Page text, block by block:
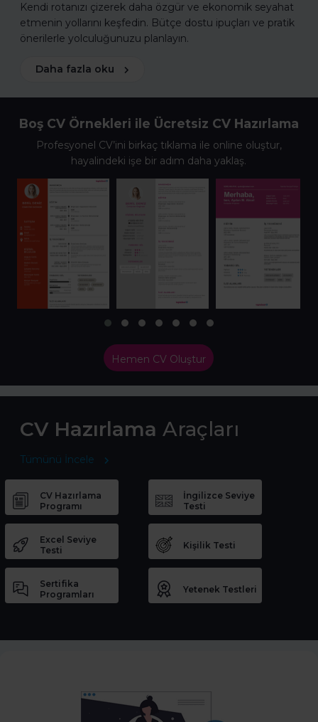
Kendi rotanızı çizerek daha özgür ve ekonomik seyahat
etmenin yollarını keşfedin. Bütçe dostu ipuçları ve pratik
önerilerle yolculuğunuzu planlayın.
Daha fazla oku
Boş CV Örnekleri ile Ücretsiz CV Hazırlama
Profesyonel CV’ini birkaç tıklama ile online oluştur,
hayalindeki işe bir adım daha yaklaş.
Hemen CV Oluştur
CV Hazırlama Araçları
Tümünü İncele
CV Hazırlama
Programı
İngilizce Seviye
Testi
Excel Seviye
Testi
Kişilik Testi
Sertifika
Programları
Yetenek Testleri